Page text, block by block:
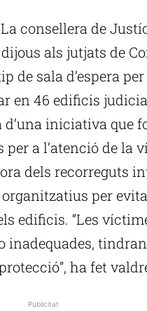
consellera de
als jutjats de
de sala d’espera
en 46 edificis
iniciativa que
per a l’atenció de la
dels recorreguts
per
edificis. “Les
inadequades,
ha fet
Publicitat